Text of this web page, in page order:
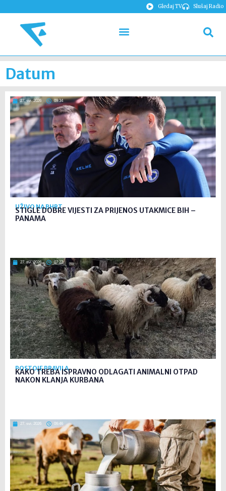
Gledaj TV Slušaj Radio
Datum
27. svi. 2026 09:34
UŽIVO NA BHRT
STIGLE DOBRE VIJESTI ZA PRIJENOS UTAKMICE BIH –
PANAMA
27. svi. 2026 07:22
POSTOJE PRAVILA
KAKO TREBA ISPRAVNO ODLAGATI ANIMALNI OTPAD
NAKON KLANJA KURBANA
27. svi. 2026 06:46